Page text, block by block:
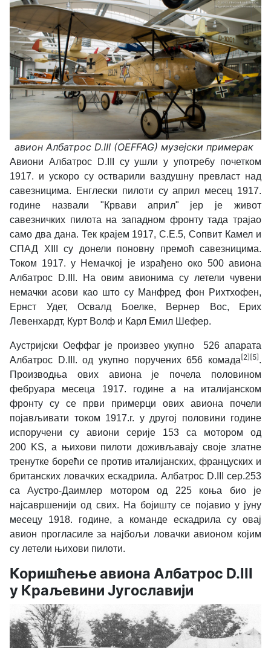
авион Албатрос D.III (OEFFAG) музејски примерак
Авиони Албатрос D.III су ушли у употребу почетком
1917. и ускоро су остварили ваздушну превласт над
савезницима. Енглески пилоти су април месец 1917.
године назвали "Крвави април" јер је живот
савезничких пилота на западном фронту тада трајао
само два дана. Тек крајем 1917, С.Е.5, Сопвит Камел и
СПАД XIII су донели поновну премоћ савезницима.
Током 1917. у Немачкој је израђено око 500 авиона
Албатрос D.III. На овим авионима су летели чувени
немачки асови као што су Манфред фон Рихтхофен,
Ернст Удет, Освалд Боелке, Вернер Вос, Ерих
Левенхардт, Курт Волф и Карл Емил Шефер.
Аустријски Оеффаг је произвеоукупно 526 апарата
Албатрос D.III. од укупно поручених656 комада[2][5].
Производња ових авиона је почела половином
фебруара месеца 1917. године а на италијанском
фронту су се први примерци ових авиона почели
појављивати током 1917.г. у другој половини године
испоручени су авиони серије 153 са мотором од
200 KS, а њихови пилоти доживљавају своје златне
тренутке борећи се против италијанских, француских и
британских ловачких ескадрила. Албатрос D.III сер.253
са Аустро-Даимлер мотором од 225 коња био је
најсавршенији од свих. На бојишту се појавио у јуну
месецу 1918. године, а команде ескадрила су овај
авион прогласиле за најбољи ловачки авионом којим
су летели њихови пилоти.
Коришћење авиона Албатрос D.III
у Краљевини Југославији